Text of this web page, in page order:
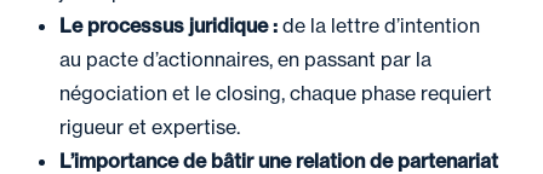
Le processus juridique : de la lettre d’intention
au pacte d’actionnaires, en passant par la
négociation et le closing, chaque phase requiert
rigueur et expertise.
L’importance de bâtir une relation de partenariat